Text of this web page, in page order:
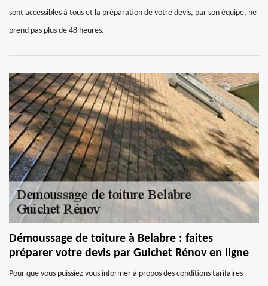
sont accessibles à tous et la préparation de votre devis, par son équipe, ne
prend pas plus de 48 heures.
Démoussage de toiture à Belabre : faites
préparer votre devis par Guichet Rénov en ligne
Pour que vous puissiez vous informer à propos des conditions tarifaires